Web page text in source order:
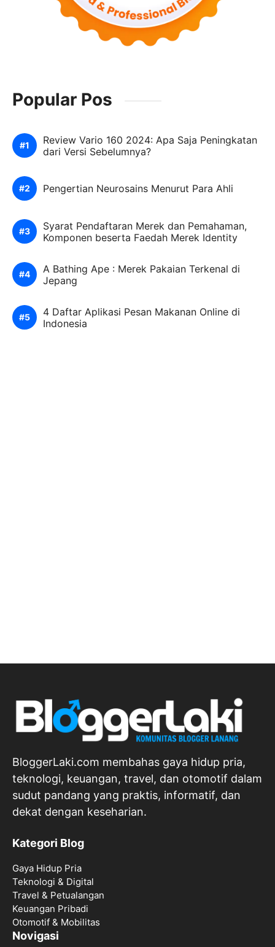
Popular Pos
Review Vario 160 2024: Apa Saja Peningkatan
dari Versi Sebelumnya?
Pengertian Neurosains Menurut Para Ahli
Syarat Pendaftaran Merek dan Pemahaman,
Komponen beserta Faedah Merek Identity
A Bathing Ape : Merek Pakaian Terkenal di
Jepang
4 Daftar Aplikasi Pesan Makanan Online di
Indonesia
BloggerLaki.com membahas gaya hidup pria,
teknologi, keuangan, travel, dan otomotif dalam
sudut pandang yang praktis, informatif, dan
dekat dengan keseharian.
Kategori Blog
Gaya Hidup Pria
Teknologi & Digital
Travel & Petualangan
Keuangan Pribadi
Otomotif & Mobilitas
Novigasi